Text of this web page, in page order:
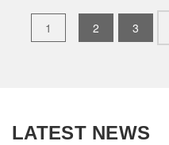
1 2 3
LATEST NEWS